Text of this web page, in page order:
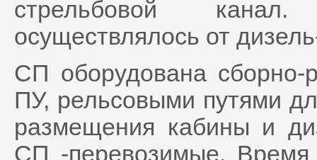
стрельбовой канал.
осуществлялось от
СП оборудована
ПУ, рельсовыми путями
размещения кабины и
СП -перевозимые.